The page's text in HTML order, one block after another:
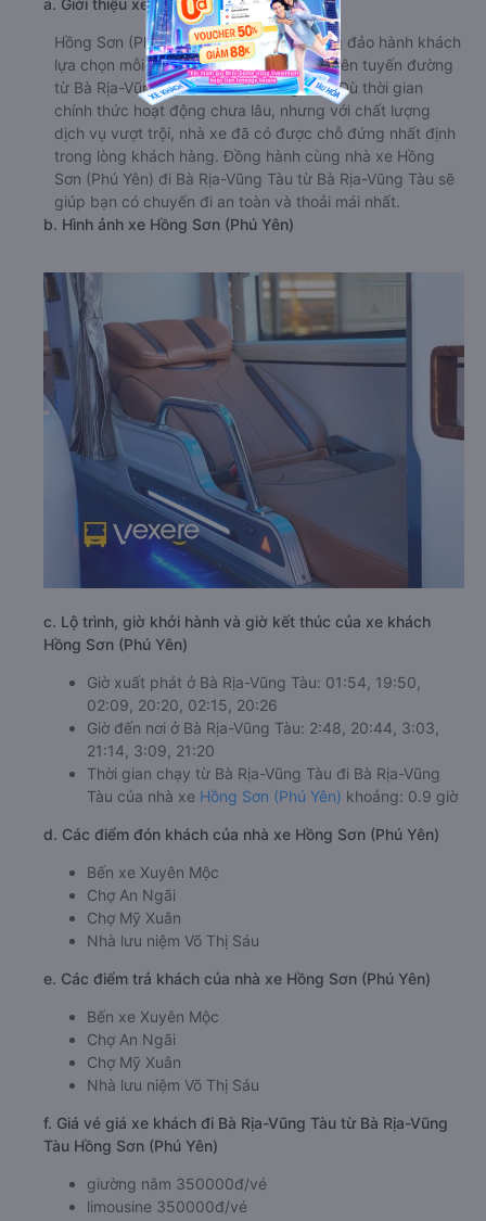
a. Giới thiệu xe Hồng Sơn (Phú Yên)
Hồng Sơn (Phú Yên) hiện nay được đông đảo hành khách
lựa chọn mỗi khi có nhu cầu di chuyển trên tuyến đường
từ Bà Rịa-Vũng Tàu đi Bà Rịa-Vũng Tàu. Dù thời gian
chính thức hoạt động chưa lâu, nhưng với chất lượng
dịch vụ vượt trội, nhà xe đã có được chỗ đứng nhất định
trong lòng khách hàng. Đồng hành cùng nhà xe Hồng
Sơn (Phú Yên) đi Bà Rịa-Vũng Tàu từ Bà Rịa-Vũng Tàu sẽ
giúp bạn có chuyến đi an toàn và thoải mái nhất.
b. Hình ảnh xe Hồng Sơn (Phú Yên)
c. Lộ trình, giờ khởi hành và giờ kết thúc của xe khách
Hồng Sơn (Phú Yên)
Giờ xuất phát ở Bà Rịa-Vũng Tàu: 01:54, 19:50,
02:09, 20:20, 02:15, 20:26
Giờ đến nơi ở Bà Rịa-Vũng Tàu: 2:48, 20:44, 3:03,
21:14, 3:09, 21:20
Thời gian chạy từ Bà Rịa-Vũng Tàu đi Bà Rịa-Vũng
Tàu của nhà xe Hồng Sơn (Phú Yên) khoảng: 0.9 giờ
d. Các điểm đón khách của nhà xe Hồng Sơn (Phú Yên)
Bến xe Xuyên Mộc
Chợ An Ngãi
Chợ Mỹ Xuân
Nhà lưu niệm Võ Thị Sáu
e. Các điểm trả khách của nhà xe Hồng Sơn (Phú Yên)
Bến xe Xuyên Mộc
Chợ An Ngãi
Chợ Mỹ Xuân
Nhà lưu niệm Võ Thị Sáu
f. Giá vé giá xe khách đi Bà Rịa-Vũng Tàu từ Bà Rịa-Vũng
Tàu Hồng Sơn (Phú Yên)
giường nằm 350000đ/vé
limousine 350000đ/vé